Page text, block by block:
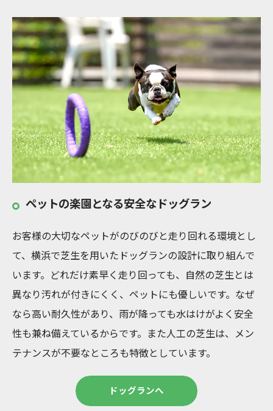
ペットの楽園となる安全なドッグラン
お客様の大切なペットがのびのびと走り回れる環境とし
て、横浜で芝生を用いたドッグランの設計に取り組んで
います。どれだけ素早く走り回っても、自然の芝生とは
異なり汚れが付きにくく、ペットにも優しいです。なぜ
なら高い耐久性があり、雨が降っても水はけがよく安全
性も兼ね備えているからです。また人工の芝生は、メン
テナンスが不要なところも特徴としています。
ドッグランへ